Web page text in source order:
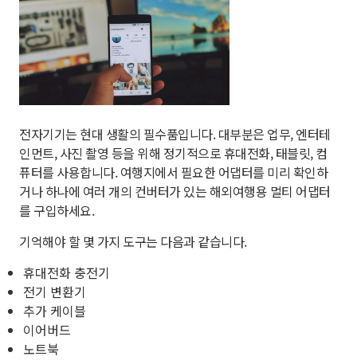
전자기기는 현대 생활의 필수품입니다. 대부분은 업무, 엔터테
인먼트, 사진 촬영 등을 위해 정기적으로 휴대전화, 태블릿, 컴
퓨터를 사용합니다. 여행지에서 필요한 어댑터를 미리 확인하
거나 하나에 여러 개의 컨버터가 있는 해외여행용 멀티 어댑터
를 구입하세요.
기억해야 할 몇 가지 도구는 다음과 같습니다.
휴대전화 충전기
전기 변환기
추가 케이블
이어버드
노트북